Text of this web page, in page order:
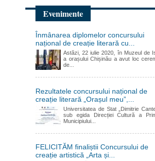
Evenimente
Înmânarea diplomelor concursului
național de creație literară cu...
Astăzi, 22 iulie 2020, în Muzeul de
a orașului Chișinău a avut loc
de...
Rezultatele concursului național de
creație literară „Orașul meu”,...
Universitatea de Stat „Dimitrie
sub egida Direcției Cultură a
Municipiului...
FELICITĂM finaliștii Concursului de
creație artistică „Arta și...